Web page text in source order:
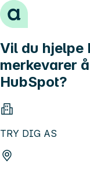
Hopp til innhold
Vil du hjelpe
merkevarer
HubSpot?
TRY DIG AS